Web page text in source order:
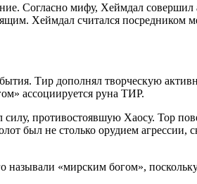
Согласно мифу, Хеймдал
Хеймдал считался
Тир дополнял творческую
ассоциируется руна ТИР.
противостоявшую Хаосу. Тор
был не столько орудием агрессии,
«мирским богом»,